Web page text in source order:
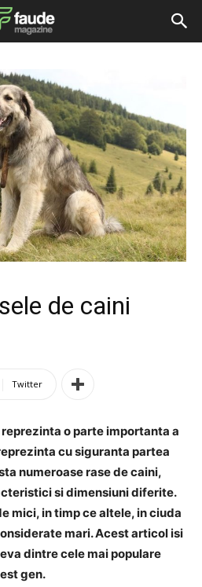
de caini
Twitter
o parte importanta a
cu siguranta partea
numeroase rase de caini,
si dimensiuni diferite.
mici, in timp ce altele, in ciuda
mari. Acest articol isi
dintre cele mai populare
gen.